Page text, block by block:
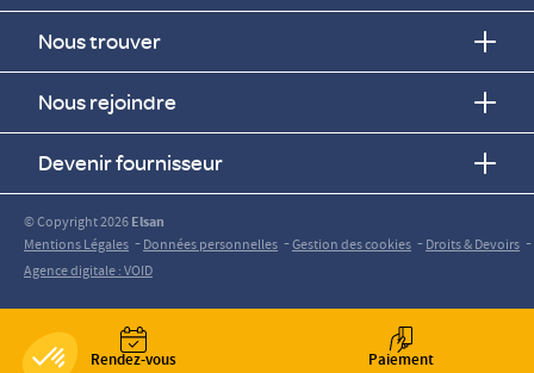
Rendez-vous Paiement
Nous trouver
Nous rejoindre
Devenir fournisseur
© Copyright 2026Elsan
Mentions Légales -Données personnelles -Gestion des cookies -Droits & Devoirs -
Agence digitale : VOID